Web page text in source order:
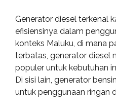
Generator diesel terkenal
efisiensinya dalam
konteks Maluku, di mana
terbatas, generator diesel
populer untuk kebutuhan
Di sisi lain, generator
untuk penggunaan ringan